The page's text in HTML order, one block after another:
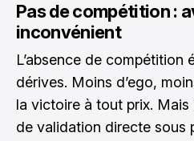
Pas de compétition :
inconvénient
L’absence de compétition
dérives. Moins d’ego,
la victoire à tout prix. Mais
de validation directe sous